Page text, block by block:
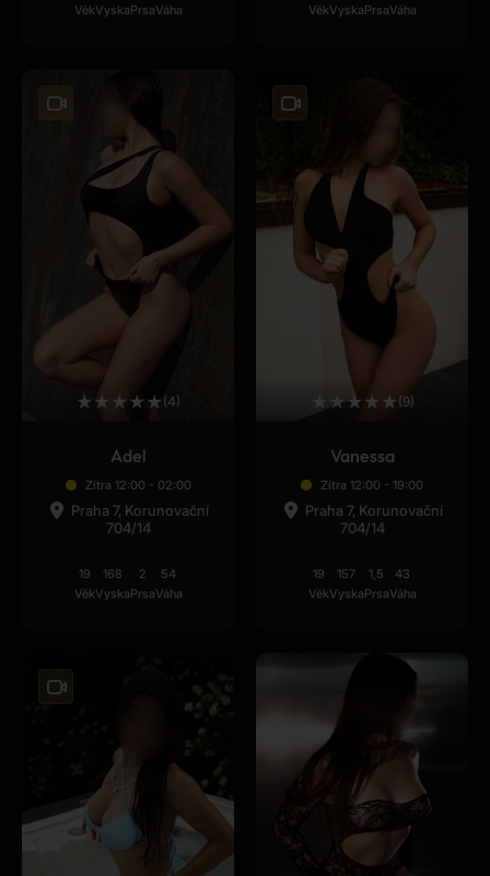
VěkVyskaPrsaVáha
VěkVyskaPrsaVáha
★ ★ ★ ★★(4)
Adel
Zítra 12:00 - 02:00
Praha 7, Korunovační
704/14
19
Věk
168
Vyska
2
Prsa
54
Váha
★ ★★ ★ ★ (9)
Vanessa
Zítra 12:00 - 19:00
Praha 7, Korunovační
704/14
19
Věk
157
Vyska
1,5
Prsa
43
Váha